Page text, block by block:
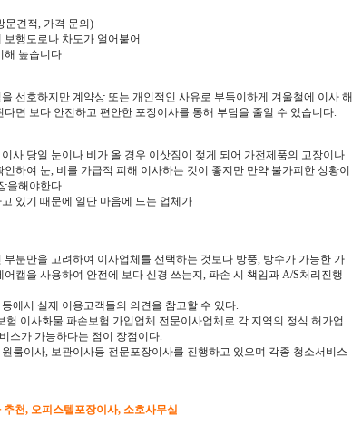
문견적, 가격 문의)
행도로나 차도가 얼어붙어
해 높습니다
선호하지만 계약상 또는 개인적인 사유로 부득이하게 겨울철에 이사 해
면 보다 안전하고 편안한 포장이사를 통해 부담을 줄일 수 있습니다.
사 당일 눈이나 비가 올 경우 이삿짐이 젖게 되어 가전제품의 고장이나
하여 눈, 비를 가급적 피해 이사하는 것이 좋지만 만약 불가피한 상황이
을해야한다.
있기 때문에 일단 마음에 드는 업체가
분만을 고려하여 이사업체를 선택하는 것보다 방풍, 방수가 가능한 가
캡을 사용하여 안전에 보다 신경 쓰는지, 파손 시 책임과 A/S처리진행
에서 실제 이용고객들의 의견을 참고할 수 있다.
이사화물 파손보험 가입업체 전문이사업체로 각 지역의 정식 허가업
스가 가능하다는 점이 장점이다.
룸이사, 보관이사등 전문포장이사를 진행하고 있으며 각종 청소서비스
천, 오피스텔포장이사, 소호사무실